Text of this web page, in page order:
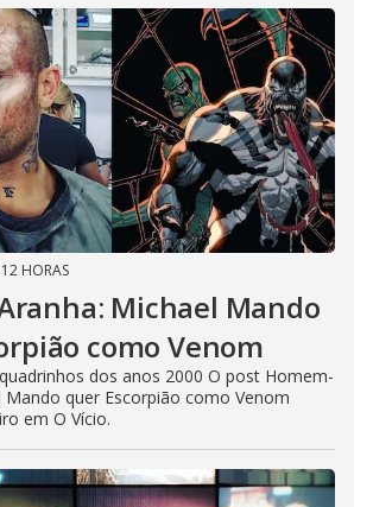
HORAS
Michael Mando
como Venom
dos anos 2000 O post Homem-
Mando quer Escorpião como Venom
em O Vício.